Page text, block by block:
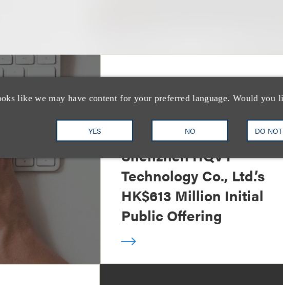
like we may have content for your preferred language. Would you
YES NO DO
里
Loeb Represents Joint
Sponsors and
Underwriters in
Shenzhen HQVT
Technology Co., Ltd.’s
HK$613 Million Initial
Public Offering